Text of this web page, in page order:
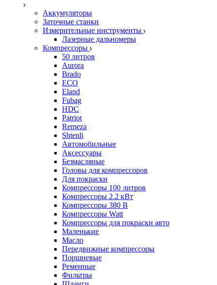
Аккумуляторы
Заточные станки
Измерительные инструменты
Лазерные дальномеры
Компрессоры
50 литров
Aurora
Brado
ECO
Eland
Fubag
HDC
Patriot
Remeza
Shtenli
Автомобильные
Аксессуары
Безмасляные
Головы для компрессоров
Для покраски
Компрессоры 100 литров
Компрессоры 2.2 кВт
Компрессоры 380 В
Компрессоры Watt
Компрессоры для покраски авто
Маленькие
Масло
Передвижные компрессоры
Поршневые
Ременные
Фильтры